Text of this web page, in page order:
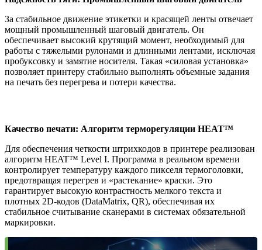
За стабильное движение этикетки и красящей ленты отвечает
мощный промышленный шаговый двигатель. Он
обеспечивает высокий крутящий момент, необходимый для
работы с тяжелыми рулонами и длинными лентами, исключая
пробуксовку и замятие носителя. Такая «силовая установка»
позволяет принтеру стабильно выполнять объемные задания
на печать без перегрева и потери качества.
Качество печати: Алгоритм терморегуляции HEAT™
Для обеспечения четкости штрихкодов в принтере реализован
алгоритм HEAT™ Level I. Программа в реальном времени
контролирует температуру каждого пикселя термоголовки,
предотвращая перегрев и «растекание» краски. Это
гарантирует высокую контрастность мелкого текста и
плотных 2D-кодов (DataMatrix, QR), обеспечивая их
стабильное считывание сканерами в системах обязательной
маркировки.